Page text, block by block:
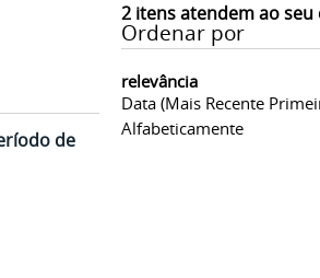
2itens atendem ao seu
Ordenar por
relevância
Data (mais Recente
Alfabeticamente
de